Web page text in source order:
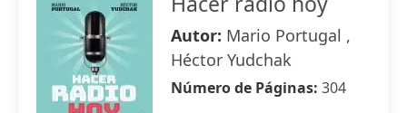
Autor: Mario Portugal ,
Héctor Yudchak
Número de Páginas: 304